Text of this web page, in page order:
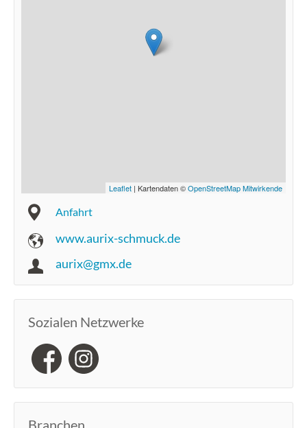
Leaflet | Kartendaten ©OpenStreetMap Mitwirkende
Anfahrt
www.aurix-schmuck.de
aurix@gmx.de
Sozialen Netzwerke